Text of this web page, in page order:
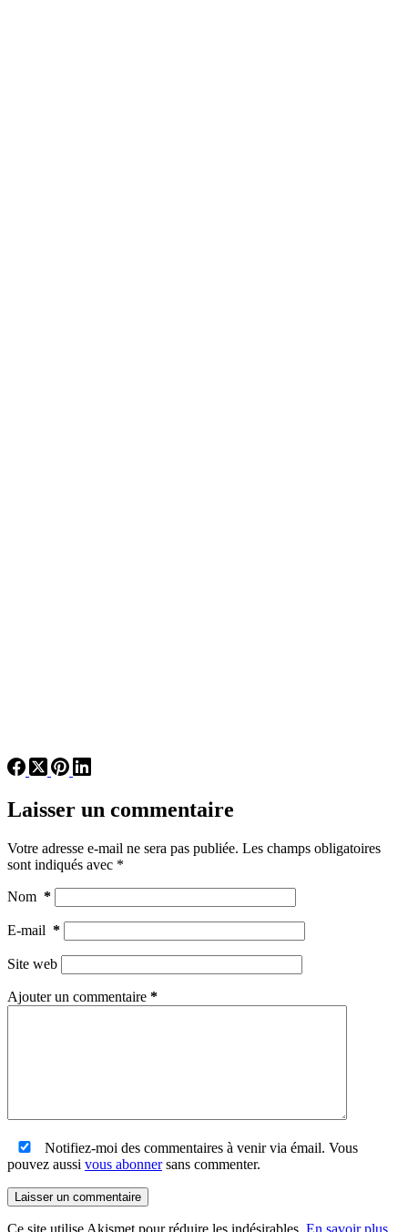
Laisser un commentaire
Votre adresse e-mail ne sera pas publiée. Les champs obligatoires
sont indiqués avec *
Nom *
E-mail *
Site web
Ajouter un commentaire *
Notifiez-moi des commentaires à venir via émail. Vous
pouvez aussi vous abonnersans commenter.
Laisser un commentaire